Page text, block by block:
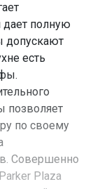
дает полную
допускают
есть
позволяет
по своему
Совершенно
Plaza